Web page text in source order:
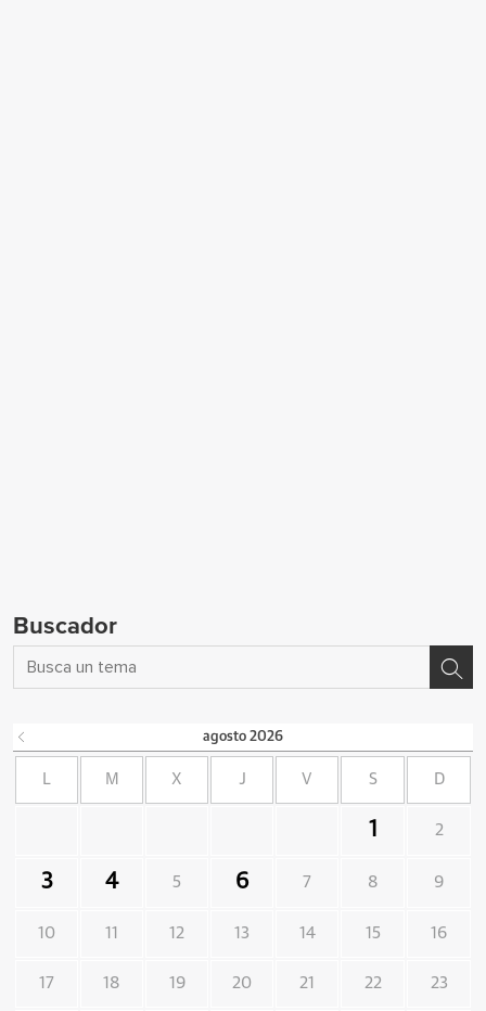
Buscador
agosto 2026
L M X J V S D
1 2
3 4 5 6 7 8 9
10 11 12 13 14 15 16
17 18 19 20 21 22 23